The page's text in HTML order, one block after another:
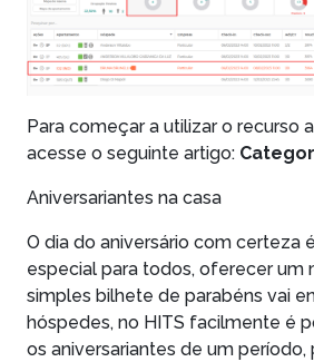
Para começar a utilizar o recurso
acesse o seguinte artigo:
Aniversariantes na casa
O dia do aniversário com certeza
especial para todos, oferecer um
simples bilhete de parabéns vai
hóspedes, no HITS facilmente é
os aniversariantes de um período,